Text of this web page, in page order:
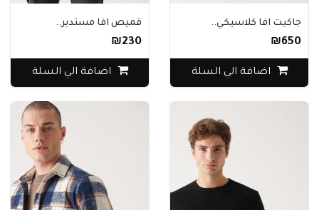
جاكيت افا كلاسيكي..
₪650
اضافة الي السلة
قميص افا مستدير..
₪230
اضافة الي السلة